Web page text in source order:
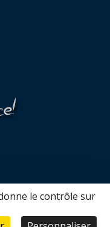
reserved / Powered
le contrôle sur